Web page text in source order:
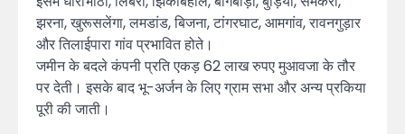
झरना, खुरूसलेंगा, लमडांड, बिजना, टांगरघाट, आमगांव, रावनगुड़ार
और तिलाईपारा गांव प्रभावित होते।
जमीन के बदले कंपनी प्रति एकड़ 62 लाख रुपए मुआवजा के तौर
पर देती। इसके बाद भू-अर्जन के लिए ग्राम सभा और अन्य प्रकिया
पूरी की जाती।